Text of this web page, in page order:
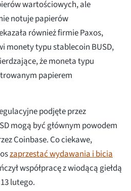
wartościowych, ale
notuje papierów
również firmie Paxos,
monety typu stablecoin BUSD,
że moneta typu
papierem
podjęte przez
mogą być głównym powodem
Coinbase. Co ciekawe,
zaprzestać wydawania i bicia
współpracę z wiodącą giełdą
lutego.